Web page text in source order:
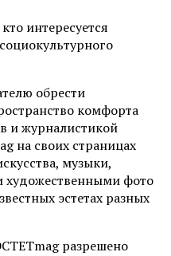
интересуется
обрести
комфорта
и журналистикой
на своих страницах
музыки,
художественными фото
эстетах разных
разрешено